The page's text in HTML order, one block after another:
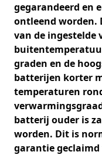
gegarandeerd en
ontleend worden.
van de ingestelde
graden en de
batterijen korter
temperaturen
batterij ouder is
worden. Dit is
garantie